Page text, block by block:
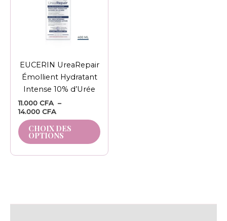
EUCERIN UreaRepair
Émollient Hydratant
Intense 10% d’Urée
11.000 CFA –
14.000 CFA
CHOIX DES
OPTIONS
produit